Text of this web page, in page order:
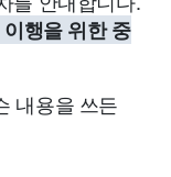
행을 위한 중
내용을 쓰든